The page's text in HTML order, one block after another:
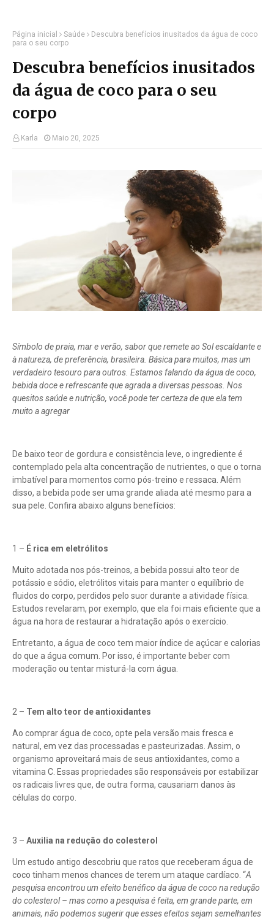
Página inicial Saúde
Descubra benefícios inusitados da água de coco
para o seu corpo
Descubra benefícios inusitados
da água de coco para o seu
corpo
Karla Maio 20, 2025
Símbolo de praia, mar e verão, sabor que remete ao Sol escaldante e
à natureza, de preferência, brasileira. Básica para muitos, mas um
verdadeiro tesouro para outros. Estamos falando da água de coco,
bebida doce e refrescante que agrada a diversas pessoas. Nos
quesitos saúde e nutrição, você pode ter certeza de que ela tem
muito a agregar
De baixo teor de gordura e consistência leve, o ingrediente é
contemplado pela alta concentração de nutrientes, o que o torna
imbatível para momentos como pós-treino e ressaca. Além
disso, a bebida pode ser uma grande aliada até mesmo para a
sua pele. Confira abaixo alguns benefícios:
1 – É rica em eletrólitos
Muito adotada nos pós-treinos, a bebida possui alto teor de
potássio e sódio, eletrólitos vitais para manter o equilíbrio de
fluidos do corpo, perdidos pelo suor durante a atividade física.
Estudos revelaram, por exemplo, que ela foi mais eficiente que a
água na hora de restaurar a hidratação após o exercício.
Entretanto, a água de coco tem maior índice de açúcar e calorias
do que a água comum. Por isso, é importante beber com
moderação ou tentar misturá-la com água.
2 – Tem alto teor de antioxidantes
Ao comprar água de coco, opte pela versão mais fresca e
natural, em vez das processadas e pasteurizadas. Assim, o
organismo aproveitará mais de seus antioxidantes, como a
vitamina C. Essas propriedades são responsáveis por estabilizar
os radicais livres que, de outra forma, causariam danos às
células do corpo.
3 – Auxilia na redução do colesterol
Um estudo antigo descobriu que ratos que receberam água de
coco tinham menos chances de terem um ataque cardíaco. “A
pesquisa encontrou um efeito benéfico da água de coco na redução
do colesterol – mas como a pesquisa é feita, em grande parte, em
animais, não podemos sugerir que esses efeitos sejam semelhantes